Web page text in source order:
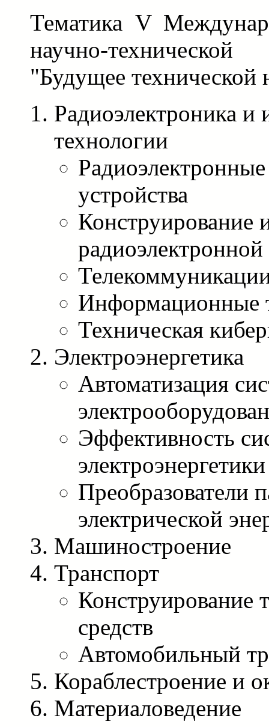
Тематика V
научно-
"Будущее технической
Радиоэлектроника
технологии
устройства
Конструирование
Информационные
Техническая
Электроэнергетика
Автоматизация
Эффективность
электроэнергетики
Преобразователи
электрической
Машиностроение
Транспорт
Конструирование
средств
Автомобильный
Кораблестроение и
Материаловедение